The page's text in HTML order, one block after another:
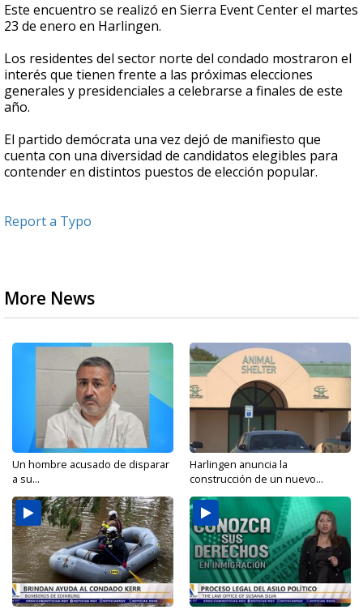
Este encuentro se realizó en Sierra Event Center el martes
23 de enero en Harlingen.
Los residentes del sector norte del condado mostraron el
interés que tienen frente a las próximas elecciones
generales y presidenciales a celebrarse a finales de este
año.
El partido demócrata una vez dejó de manifiesto que
cuenta con una diversidad de candidatos elegibles para
contender en distintos puestos de elección popular.
Report a Typo
More News
Un hombre acusado de disparar
a su...
Harlingen anuncia la
construcción de un nuevo...